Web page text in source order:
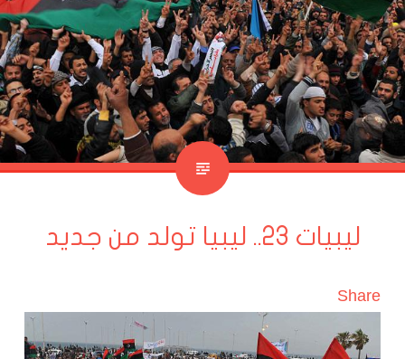
ليبيات 23.. ليبيا تولد من جديد
Share